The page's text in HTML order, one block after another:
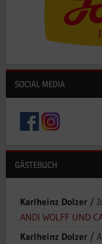
SOCIAL MEDIA
GÄSTEBUCH
Karlheinz Dolzer/
ANDI WOLFF UND
Karlheinz Dolzer/